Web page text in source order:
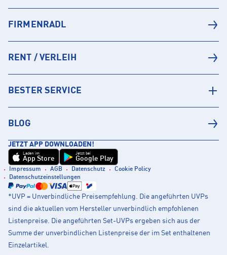
FIRMENRADL
RENT / VERLEIH
BESTER SERVICE
BLOG
JETZT APP DOWNLOADEN!
Laden im
App Store
Jetzt bei
Google Play
Impressum AGB Datenschutz
Cookie Policy
Datenschutzeinstellungen
*UVP = Unverbindliche Preisempfehlung. Die angeführten UVPs
sind die aktuellen vom Hersteller unverbindlich empfohlenen
Listenpreise. Die angeführten Set-UVPs ergeben sich aus der
Summe der unverbindlichen Listenpreise der im Set enthaltenen
Einzelartikel.